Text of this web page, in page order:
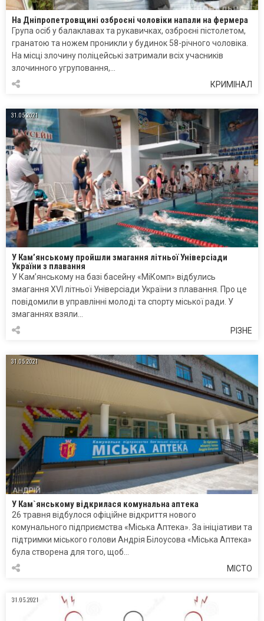
На Дніпропетровщині озброєні чоловіки напали на фермера
Група осіб у балаклавах та рукавичках, озброєні пістолетом,
гранатою та ножем проникли у будинок 58-річного чоловіка.
На місці злочину поліцейські затримали всіх учасників
злочинного угруповання,…
КРИМІНАЛ
31.05.2021
У Кам’янському пройшли змагання літньої Універсіади
України з плавання
У Кам’янському на базі басейну «МіКомп» відбулись
змагання XVI літньої Універсіади України з плавання. Про це
повідомили в управлінні молоді та спорту міської ради. У
змаганнях взяли…
РІЗНЕ
31.05.2021
У Кам`янському відкрилася комунальна аптека
26 травня відбулося офіційне відкриття нового
комунального підприємства «Міська Аптека». За ініціативи та
підтримки міського голови Андрія Білоусова «Міська Аптека»
була створена для того, щоб…
МІСТО
31.05.2021